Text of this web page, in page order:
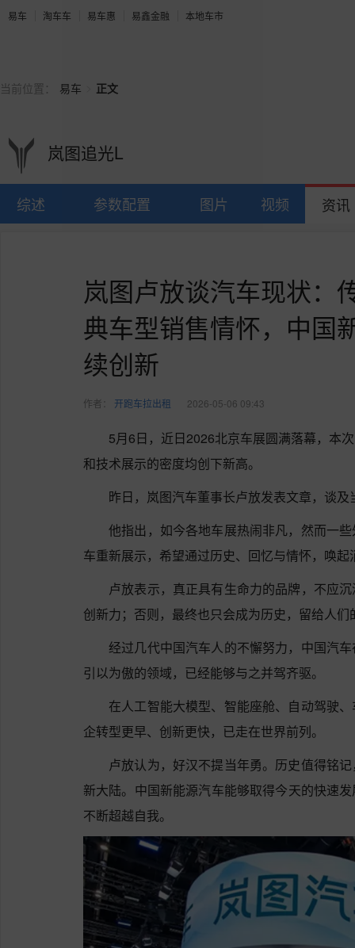
易车 淘车车 易车惠 易鑫金融 本地车市
当前位置： 易车 正文
岚图追光L
综述 参数配置 图片 视频 资讯
岚图卢放谈汽车现状：
典车型销售情怀，中国
续创新
作者： 开跑车拉出租 2026-05-06 09:43
5月6日，近日2026北京车展圆满落幕，本
和技术展示的密度均创下新高。
昨日，岚图汽车董事长卢放发表文章，谈及
他指出，如今各地车展热闹非凡，然而一
车重新展示，希望通过历史、回忆与情怀，唤
卢放表示，真正具有生命力的品牌，不应
创新力；否则，最终也只会成为历史，留给人们
经过几代中国汽车人的不懈努力，中国汽
引以为傲的领域，已经能够与之并驾齐驱。
在人工智能大模型、智能座舱、自动驾驶
企转型更早、创新更快，已走在世界前列。
卢放认为，好汉不提当年勇。历史值得铭
新大陆。中国新能源汽车能够取得今天的快速
不断超越自我。